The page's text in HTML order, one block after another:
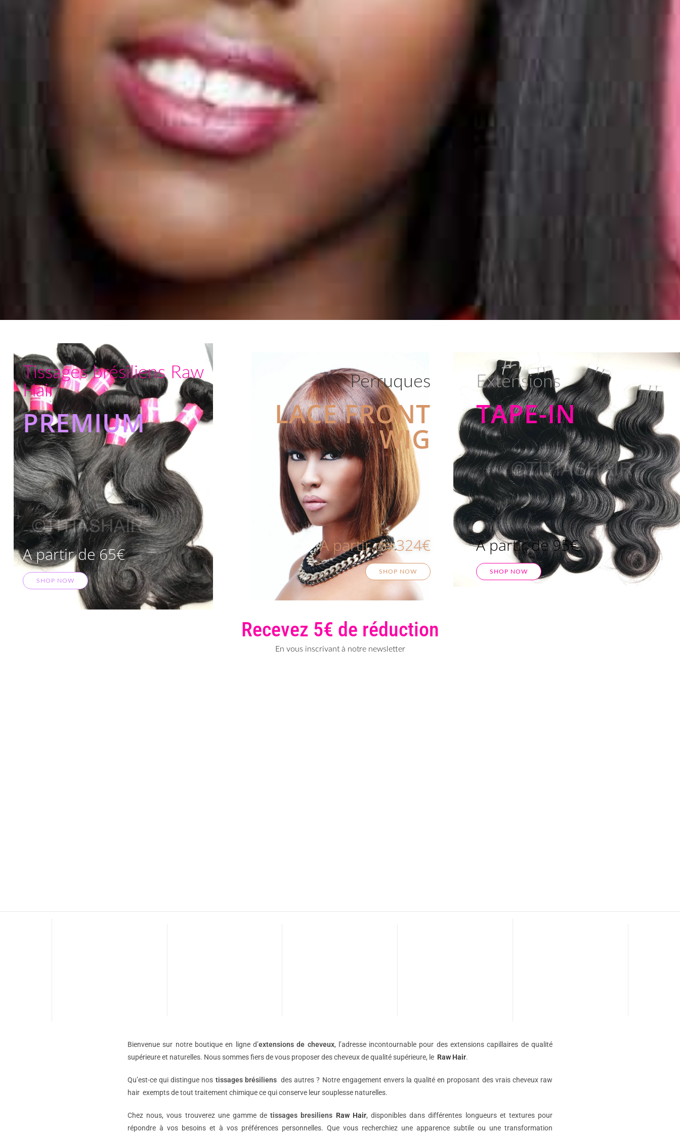
Tissages brésiliens Raw
Hair
PREMIUM
A partir de 65€
SHOP NOW
Perruques
LACE FRONT
WIG
A partir de 324€
SHOP NOW
Extensions
TAPE-IN
A partir de 95€
SHOP NOW
Recevez 5€ de réduction
En vous inscrivant à notre newsletter
Bienvenue sur notre boutique en ligne d’extensions de cheveux, l’adresse incontournable pour des extensions capillaires de qualité
supérieure et naturelles. Nous sommes fiers de vous proposer des cheveux de qualité supérieure, le Raw Hair.
Qu’est-ce qui distingue nos tissages brésiliensdes autres ? Notre engagement envers la qualité en proposant des vrais cheveux raw
hair exempts de tout traitement chimique ce qui conserve leur souplesse naturelles.
Chez nous, vous trouverez une gamme detissages bresiliens Raw Hair, disponibles dans différentes longueurs et textures pour
répondre à vos besoins et à vos préférences personnelles. Que vous recherchiez une apparence subtile ou une transformation